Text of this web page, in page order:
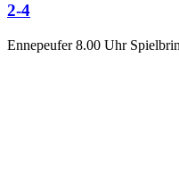
2-4
Ennepeufer 8.00 Uhr